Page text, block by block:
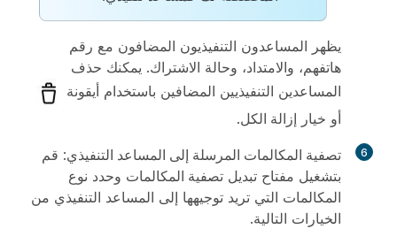
يظهر المساعدون التنفيذيون المضافون مع رقم
هاتفهم، والامتداد، وحالة الاشتراك. يمكنك حذف
المساعدين التنفيذيين المضافين باستخدام أيقونة
أو خيار إزالة الكل.
6 تصفية المكالمات المرسلة إلى المساعد التنفيذي: قم
بتشغيل مفتاح تبديل تصفية المكالمات وحدد نوع
المكالمات التي تريد توجيهها إلى المساعد التنفيذي من
الخيارات التالية.